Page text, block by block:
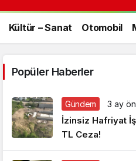
Kültür – Sanat Otomobil
Gündüz
Gündüz
Popüler Haberler
Gündem 3 ay
İzinsiz Hafriyat
TL Ceza!